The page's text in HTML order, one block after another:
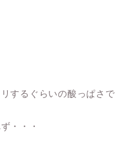
するぐらいの酸っぱさで
・・・